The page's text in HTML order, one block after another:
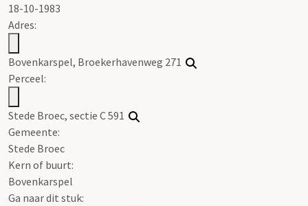
18-10-1983
Adres:
Bovenkarspel, Broekerhavenweg 271
Perceel:
Stede Broec, sectie C 591
Gemeente:
Stede Broec
Kern of buurt:
Bovenkarspel
Ga naar dit stuk: